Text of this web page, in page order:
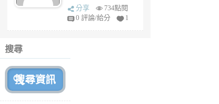
sq
fy
分享
734點閱
0 評論/給分
1
搜尋